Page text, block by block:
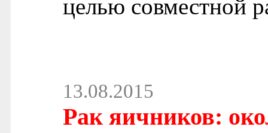
целью совместной
13.08.2015
Рак яичников: